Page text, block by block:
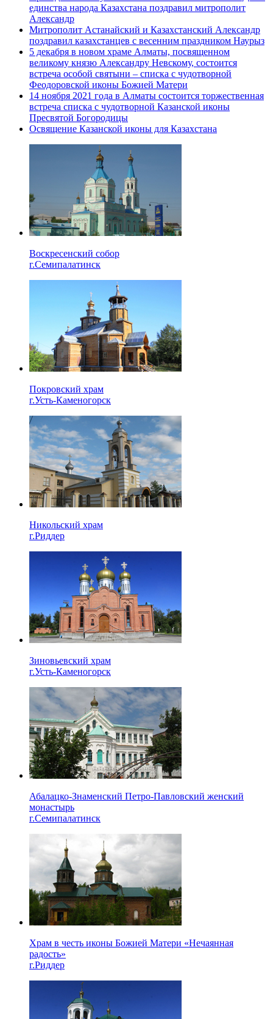
единства народа Казахстана поздравил митрополит
Александр
Митрополит Астанайский и Казахстанский Александр
поздравил казахстанцев с весенним праздником Наурыз
5 декабря в новом храме Алматы, посвященном
великому князю Александру Невскому, состоится
встреча особой святыни – списка с чудотворной
Феодоровской иконы Божией Матери
14 ноября 2021 года в Алматы состоится торжественная
встреча списка с чудотворной Казанской иконы
Пресвятой Богородицы
Освящение Казанской иконы для Казахстана
Воскресенский собор
г.Семипалатинск
Покровский храм
г.Усть-Каменогорск
Никольский храм
г.Риддер
Зиновьевский храм
г.Усть-Каменогорск
Абалацко-Знаменский Петро-Павловский женский
монастырь
г.Семипалатинск
Храм в честь иконы Божией Матери «Нечаянная
радость»
г.Риддер